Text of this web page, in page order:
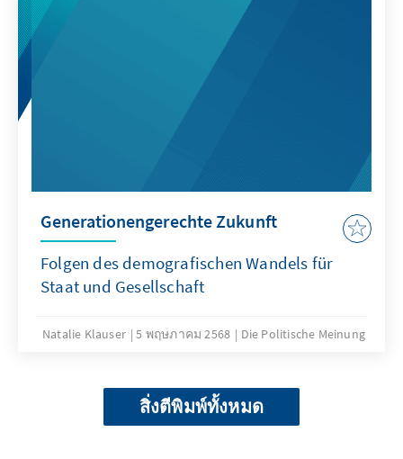
Generationengerechte Zukunft
Folgen des demografischen Wandels für
Staat und Gesellschaft
Natalie Klauser 5 พฤษภาคม 2568 Die Politische Meinung
สิ่งตีพิมพ์ทั้งหมด